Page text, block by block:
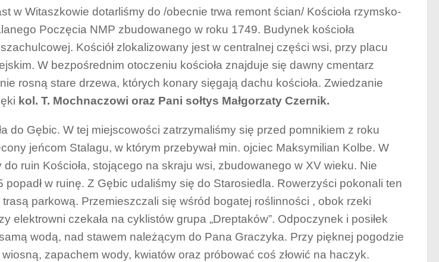
w Witaszkowie dotarliśmy do /obecnie trwa remont ścian/ Kościoła rzymsko-
Poczęcia NMP zbudowanego w roku 1749. Budynek kościoła
Kościół zlokalizowany jest w centralnej części wsi, przy placu
W bezpośrednim otoczeniu kościoła znajduje się dawny cmentarz
rosną stare drzewa, których konary sięgają dachu kościoła. Zwiedzanie
kol. T. Mochnaczowi oraz Pani sołtys Małgorzaty Czernik.
do Gębic. W tej miejscowości zatrzymaliśmy się przed pomnikiem z roku
jeńcom Stalagu, w którym przebywał min. ojciec Maksymilian Kolbe. W
ruin Kościoła, stojącego na skraju wsi, zbudowanego w XV wieku. Nie
w ruinę. Z Gębic udaliśmy się do Starosiedla. Rowerzyści pokonali ten
parkową. Przemieszczali się wśród bogatej roślinności , obok rzeki
elektrowni czekała na cyklistów grupa „Dreptaków”. Odpoczynek i posiłek
wodą, nad stawem należącym do Pana Graczyka. Przy pięknej pogodzie
zapachem wody, kwiatów oraz próbować coś złowić na haczyk.